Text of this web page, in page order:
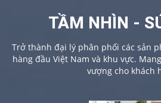
TẦM NHÌN -
Trở thành đại lý phân phối các sản
hàng đầu Việt Nam và khu vực.
vượng cho khách